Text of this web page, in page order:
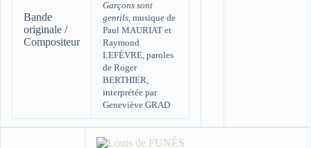
Bande
originale /
Compositeur
Garçons sont
gentils, musique de
Paul MAURIAT et
Raymond
LEFÈVRE, paroles
de Roger
BERTHIER,
interprétée par
Geneviève GRAD